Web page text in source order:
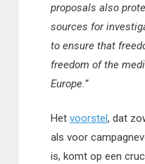
proposals also
sources for
to ensure that
freedom of the
Europe.”
Het voorstel , dat
als voor
is, komt op een